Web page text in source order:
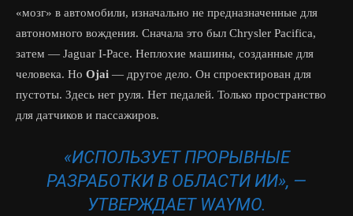
«мозг» в автомобили, изначально не предназначенные для
автономного вождения. Сначала это был Chrysler Pacifica,
затем — Jaguar I-Pace. Неплохие машины, созданные для
человека. Но Ojai — другое дело. Он спроектирован для
пустоты. Здесь нет руля. Нет педалей. Только пространство
для датчиков и пассажиров.
«ИСПОЛЬЗУЕТ ПРОРЫВНЫЕ
РАЗРАБОТКИ В ОБЛАСТИ ИИ», —
УТВЕРЖДАЕТ WAYMO.